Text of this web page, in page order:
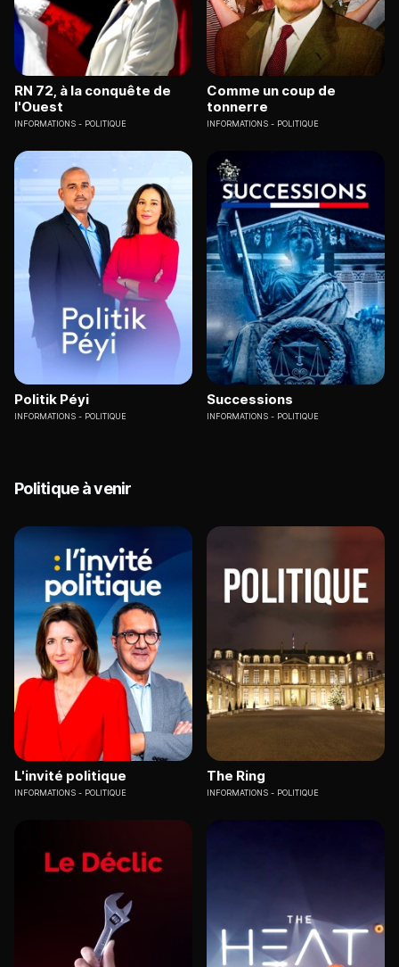
RN 72, à la conquête de
l'Ouest
INFORMATIONS POLITIQUE
Comme un coup de
tonnerre
INFORMATIONS POLITIQUE
Politik Péyi
INFORMATIONS POLITIQUE
Successions
INFORMATIONS POLITIQUE
Politique à venir
L'invité politique
INFORMATIONS POLITIQUE
The Ring
INFORMATIONS POLITIQUE